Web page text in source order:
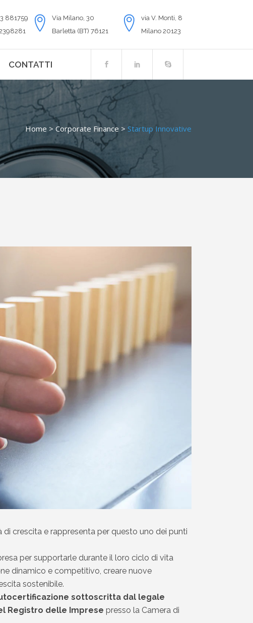
881759
Via Milano, 30
Barletta (BT) 76121
via V. Monti, 8
Milano 20123
CONTATTI
Home > Corporate Finance > Startup Innovative
crescita e rappresenta per questo uno dei punti
per supportarle durante il loro ciclo di vita
dinamico e competitivo, creare nuove
sostenibile.
sottoscritta dal legale
Registro delle Imprese presso la Camera di